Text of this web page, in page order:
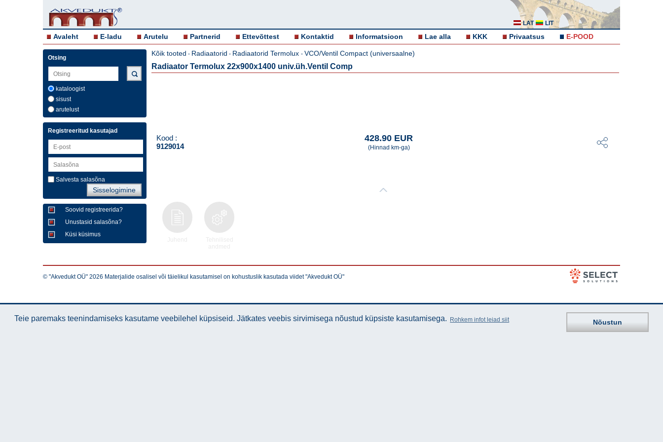
LAT LIT
Avaleht E-ladu Arutelu Partnerid Ettevõttest Kontaktid Informatsioon Lae alla KKK Privaatsus E-POOD
Otsing
kataloogist
sisust
arutelust
Registreeritud kasutajad
Salvesta salasõna
Soovid registreerida?
Unustasid salasõna?
Küsi küsimus
Kõik tooted - Radiaatorid - Radiaatorid Termolux - VCO/Ventil Compact (universaalne)
Radiaator Termolux 22x900x1400 univ.üh.Ventil Comp
Kood :
9129014
428.90 EUR
(Hinnad km-ga)
© "Akvedukt OÜ" 2026 Materjalide osalisel või täielikul kasutamisel on kohustuslik kasutada viidet "Akvedukt OÜ"
Teie paremaks teenindamiseks kasutame veebilehel küpsiseid. Jätkates veebis sirvimisega nõustud küpsiste kasutamisega. Rohkem infot leiad siit Nõustun